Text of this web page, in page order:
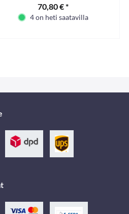
70,80 € *
4 on heti saatavilla